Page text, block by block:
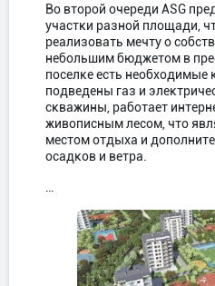
Во второй очереди ASG
участки разной площади,
реализовать мечту о
небольшим бюджетом в
поселке есть необходимые
подведены газ и
скважины, работает
живописным лесом, что
местом отдыха и
осадков и ветра.
…